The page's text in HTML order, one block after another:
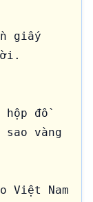
giấy
hộp đồ
vàng
Việt Nam